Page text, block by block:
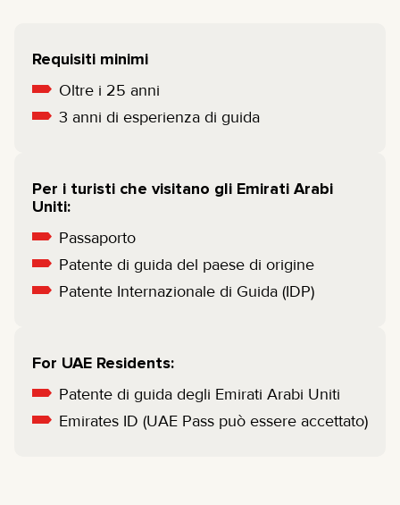
Requisiti minimi
Oltre i 25 anni
3 anni di esperienza di guida
Per i turisti che visitano gli Emirati Arabi
Uniti:
Passaporto
Patente di guida del paese di origine
Patente Internazionale di Guida (IDP)
For UAE Residents:
Patente di guida degli Emirati Arabi Uniti
Emirates ID (UAE Pass può essere accettato)